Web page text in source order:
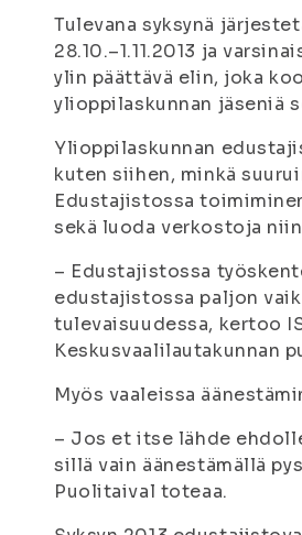
Tulevana syksynä
28.10.–1.11.2013 ja
ylin päättävä elin, joka
ylioppilaskunnan jäseniä
Ylioppilaskunnan
kuten siihen, minkä
Edustajistossa
sekä luoda verkostoja
– Edustajistossa
edustajistossa paljon
tulevaisuudessa, kertoo
Keskusvaalilautakunnan
Myös vaaleissa
– Jos et itse lähde
sillä vain äänestämällä
Puolitaival toteaa.